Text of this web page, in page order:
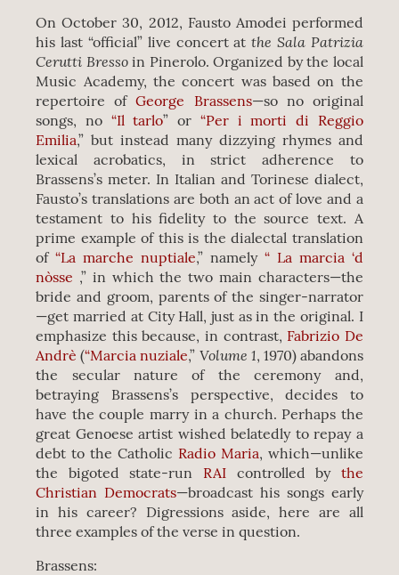
On October 30, 2012, Fausto Amodei performed
his last “official” live concert atthe Sala Patrizia
Cerutti Bressoin Pinerolo. Organized by the local
Music Academy, the concert was based on the
repertoire ofGeorge Brassens—so no original
songs, no “Iltarlo” or “Per i morti di Reggio
Emilia,” but instead many dizzying rhymes and
lexical acrobatics, in strict adherence to
Brassens’s meter. In Italian and Torinese dialect,
Fausto’s translations are both an act of love and a
testament to his fidelity to the source text. A
prime example of this is the dialectal translation
of“La marche nuptiale,” namely “ La marcia ‘d
nòsse ,” in which the two main characters—the
bride and groom, parents of the singer-narrator
—get married at City Hall, just as in the original. I
emphasize this because, in contrast, Fabrizio De
Andrè (“Marcia nuziale,” Volume 1, 1970) abandons
the secular nature of the ceremony and,
betraying Brassens’s perspective, decides to
have the couple marry in a church. Perhaps the
great Genoese artist wished belatedly to repay a
debt to the Catholic Radio Maria, which—unlike
the bigoted state-run RAI controlled by the
Christian Democrats—broadcast his songs early
in his career? Digressions aside, here are all
three examples of the verse in question.
Brassens: